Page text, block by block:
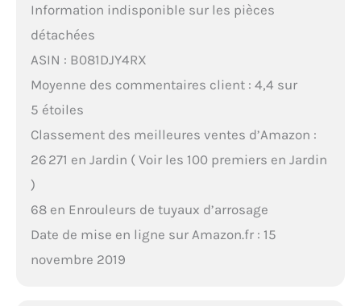
Information indisponible sur les pièces
détachées
ASIN : B081DJY4RX
Moyenne des commentaires client : 4,4 sur
5 étoiles
Classement des meilleures ventes d’Amazon :
26 271 en Jardin ( Voir les 100 premiers en Jardin
)
68 en Enrouleurs de tuyaux d’arrosage
Date de mise en ligne sur Amazon.fr : 15
novembre 2019